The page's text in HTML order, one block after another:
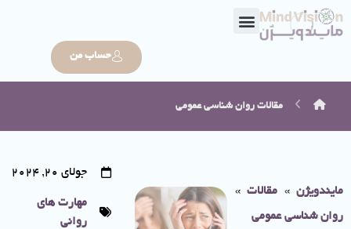
حساب من
مقالات روان شناسی عمومی
مایندویژن» مقالات»
روان شناسی عمومی
جولای 20, 2024
مهارت های
روانی